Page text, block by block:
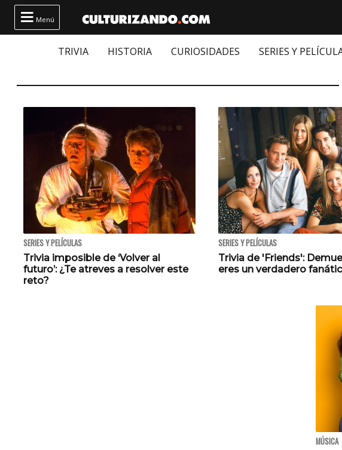
 Menú
TRIVIA HISTORIA CURIOSIDADES SERIES Y
SERIES Y PELÍCULAS
Trivia imposible de ‘Volver al
futuro’: ¿Te atreves a resolver este
reto?
SERIES Y PELÍCULAS
Trivia de 'Friends':
eres un verdadero
MÚSICA